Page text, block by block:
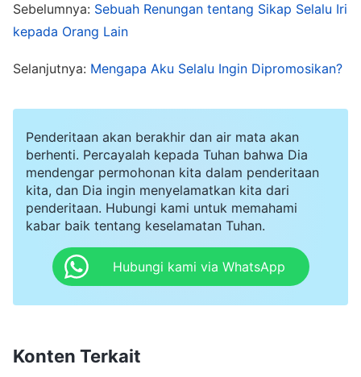
tertekan, sambil berpikir, "Sebelumnya, ketika
atas juga mengadakan pertemuan untuk
sekarang, aku di sini hanya untuk menangani
masalah komputer, hanya pekerja yang
mengerahkan tenaga fisik dan mengerjakan
tugas-tugas." Aku juga memikirkan bahwa para
pemimpin gereja yang menghadiri pertemuan itu
semuanya mengenalku dan aku bertanya-tanya
apa yang mereka pikirkan tentangku jika mereka
ini. Makin aku memikirkannya, aku menjadi makin
Sebelumnya: Sebuah Renungan tentang Sikap Selalu Iri
kepada Orang Lain
Selanjutnya: Mengapa Aku Selalu Ingin Dipromosikan?
Penderitaan akan berakhir dan air mata akan
berhenti. Percayalah kepada Tuhan bahwa Dia
mendengar permohonan kita dalam penderitaan
kita, dan Dia ingin menyelamatkan kita dari
penderitaan. Hubungi kami untuk memahami
kabar baik tentang keselamatan Tuhan.
Hubungi kami via WhatsApp
Konten Terkait